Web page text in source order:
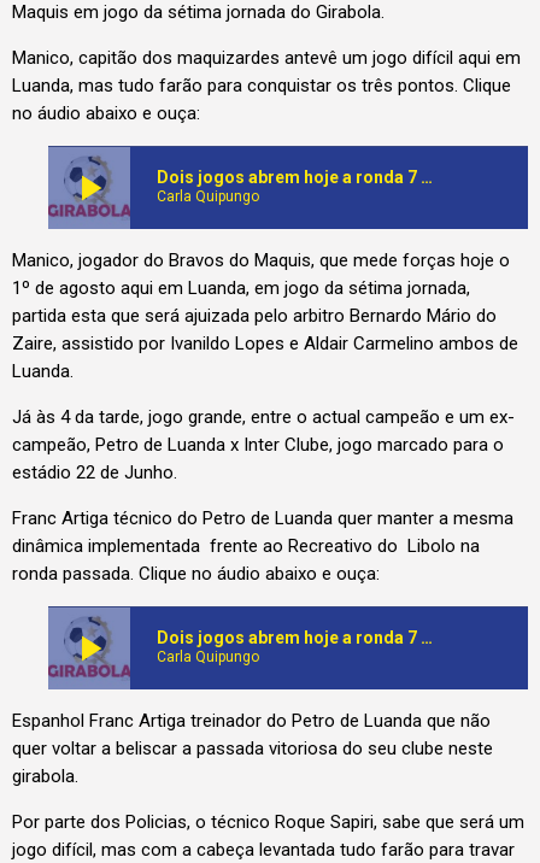
Maquis em jogo da sétima jornada do Girabola.
Manico, capitão dos maquizardes antevê um jogo difícil aqui em
Luanda, mas tudo farão para conquistar os três pontos. Clique
no áudio abaixo e ouça:
play_arrow Dois jogos abrem hoje a ronda 7 do girabola
Carla Quipungo
Manico, jogador do Bravos do Maquis, que mede forças hoje o
1º de agosto aqui em Luanda, em jogo da sétima jornada,
partida esta que será ajuizada pelo arbitro Bernardo Mário do
Zaire, assistido por Ivanildo Lopes e Aldair Carmelino ambos de
Luanda.
Já às 4 da tarde, jogo grande, entre o actual campeão e um ex-
campeão, Petro de Luanda x Inter Clube, jogo marcado para o
estádio 22 de Junho.
Franc Artiga técnico do Petro de Luanda quer manter a mesma
dinâmica implementada frente ao Recreativo do Libolo na
ronda passada. Clique no áudio abaixo e ouça:
play_arrow Dois jogos abrem hoje a ronda 7 do girabola
Carla Quipungo
Espanhol Franc Artiga treinador do Petro de Luanda que não
quer voltar a beliscar a passada vitoriosa do seu clube neste
girabola.
Por parte dos Policias, o técnico Roque Sapiri, sabe que será um
jogo difícil, mas com a cabeça levantada tudo farão para travar